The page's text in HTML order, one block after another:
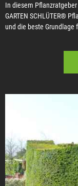
In diesem
GARTEN SCHLÜTER®
und die beste Grundlage